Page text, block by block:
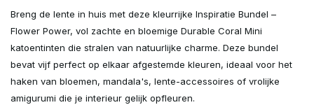
Breng de lente in huis met deze kleurrijke Inspiratie Bundel –
Flower Power, vol zachte en bloemige Durable Coral Mini
katoentinten die stralen van natuurlijke charme. Deze bundel
bevat vijf perfect op elkaar afgestemde kleuren, ideaal voor het
haken van bloemen, mandala's, lente-accessoires of vrolijke
amigurumi die je interieur gelijk opfleuren.